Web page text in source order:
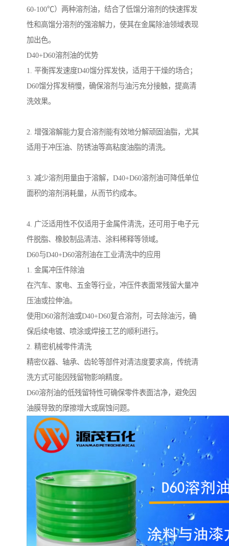
60-100℃）两种溶剂油，结合了低馏分溶剂的快速挥发
性和高馏分溶剂的强溶解力，使其在金属除油领域表现
加出色。
D40+D60溶剂油的优势
1. 平衡挥发速度D40馏分挥发快，适用于干燥的场合；
D60馏分挥发稍慢，确保溶剂与油污充分接触，提高清
洗效果。
2. 增强溶解能力复合溶剂能有效地分解顽固油脂，尤其
适用于冲压油、防锈油等高粘度油脂的清洗。
3. 减少溶剂用量由于溶解，D40+D60溶剂油可降低单位
面积的溶剂消耗量，从而节约成本。
4. 广泛适用性不仅适用于金属件清洗，还可用于电子元
件脱脂、橡胶制品清洁、涂料稀释等领域。
D60与D40+D60溶剂油在工业清洗中的应用
1. 金属冲压件除油
在汽车、家电、五金等行业，冲压件表面常残留大量冲
压油或拉伸油。
使用D60溶剂油或D40+D60复合溶剂，可去除油污，确
保后续电镀、喷涂或焊接工艺的顺利进行。
2. 精密机械零件清洗
精密仪器、轴承、齿轮等部件对清洁度要求高，传统清
洗方式可能因残留物影响精度。
D60溶剂油的低残留特性可确保零件表面洁净，避免因
油膜导致的摩擦增大或腐蚀问题。